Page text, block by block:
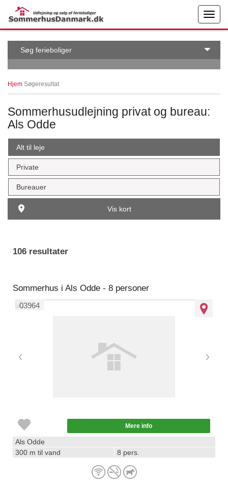
← More examples
Søg ferieboliger
Hjem Søgeresultat
Sommerhusudlejning privat og bureau:
Als Odde
Alt til leje
Private
Bureauer
Vis kort
106 resultater
Sommerhus i Als Odde - 8 personer
03964
Mere info
Als Odde
300 m til vand
8 pers.